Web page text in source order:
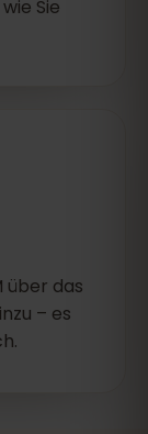
Sie
über das
– es